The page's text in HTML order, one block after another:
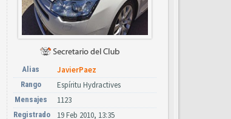
Alias JavierPaez
Rango Espíritu Hydractives
Mensajes 1123
Registrado 19 Feb 2010, 13:35